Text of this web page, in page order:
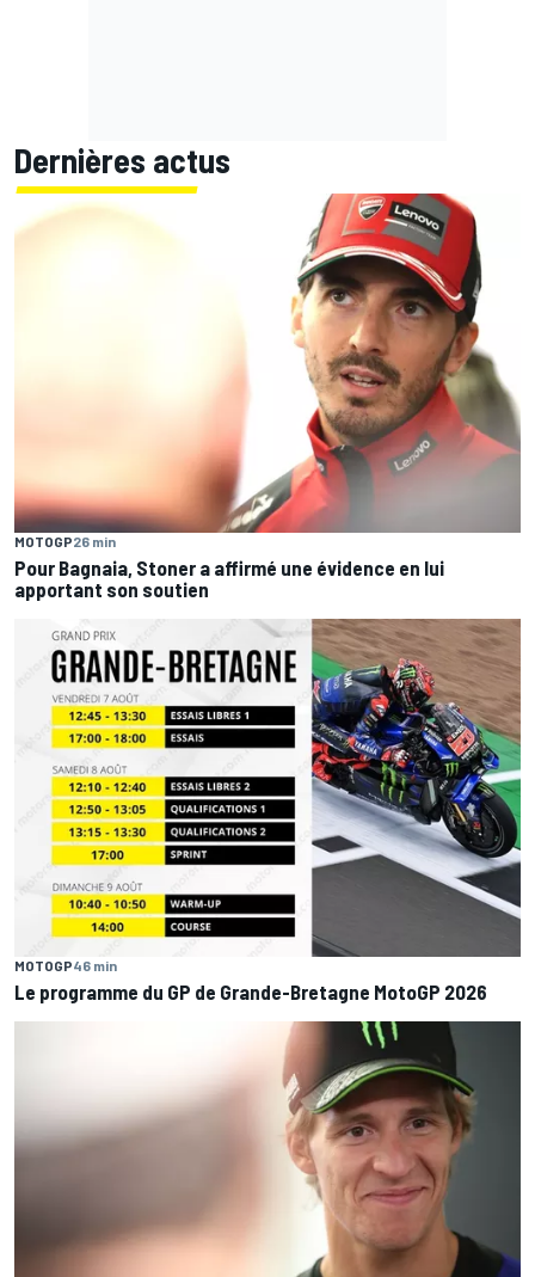
Dernières actus
MOTOGP26 min
Pour Bagnaia, Stoner a affirmé une évidence en lui
apportant son soutien
MOTOGP46 min
Le programme du GP de Grande-Bretagne MotoGP 2026